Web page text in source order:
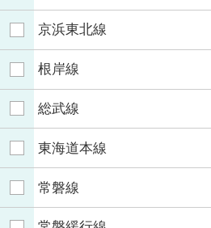
京浜東北線
根岸線
総武線
東海道本線
常磐線